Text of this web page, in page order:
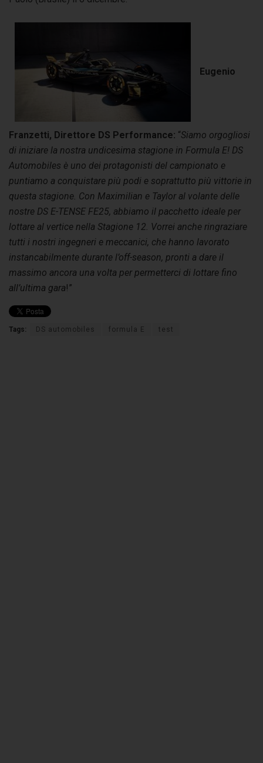
Eugenio
Franzetti, Direttore DS Performance: “Siamo orgogliosi
di iniziare la nostra undicesima stagione in Formula E! DS
Automobiles è uno dei protagonisti del campionato e
puntiamo a conquistare più podi e soprattutto più vittorie in
questa stagione. Con Maximilian e Taylor al volante delle
nostre DS E-TENSE FE25, abbiamo il pacchetto ideale per
lottare al vertice nella Stagione 12. Vorrei anche ringraziare
tutti i nostri ingegneri e meccanici, che hanno lavorato
instancabilmente durante l’off-season, pronti a dare il
massimo ancora una volta per permetterci di lottare fino
all’ultima gara!”
Tags: DS automobiles formula E test